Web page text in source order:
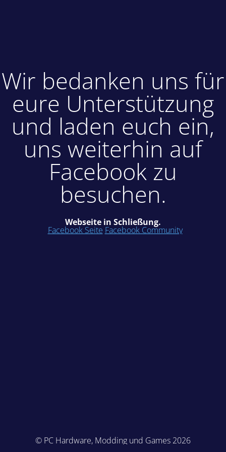
Wir bedanken uns für
eure Unterstützung
und laden euch ein,
uns weiterhin auf
Facebook zu
besuchen.
Webseite in Schließung.
Facebook Seite Facebook Community
© PC Hardware, Modding und Games 2026